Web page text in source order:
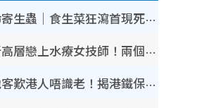
奪命寄生蟲｜食生菜狂瀉首現死者！疫潮惡化錄1.8萬宗病例 揭洗菜3大謬誤
銀行高層戀上水療女技師！兩個月借128萬驚覺「沉船」沉落火海 揭背後疑似邪教操控賣淫
內地客歎港人唔識老！揭港鐵保鮮級冷氣 港人求放過：咪投訴